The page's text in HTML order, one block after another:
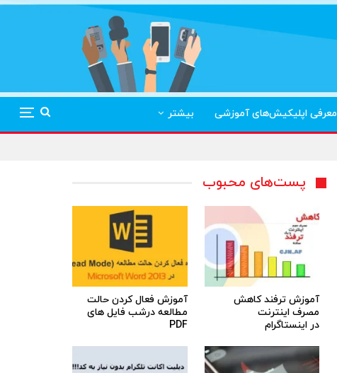
معرفی اپلیکیش‌های آموزشی بیشتر
پست‌های محبوب
آموزش ترفند کاهش
مصرف اینترنت
در اینستاگرام
آموزش فعال کردن حالت
مطالعه درشب فایل های
PDF